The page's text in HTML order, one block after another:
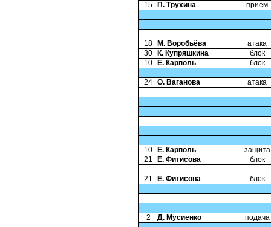
15
П. Трухина приём
18 М. Воробьёва
атака
30
К. Купряшкина
блок
10
Е. Карполь блок
24 О. Ваганова атака
10 Е. Карполь
защита
21
Е. Фитисова блок
21 Е. Фитисова блок
2 Д. Мусиенко подача